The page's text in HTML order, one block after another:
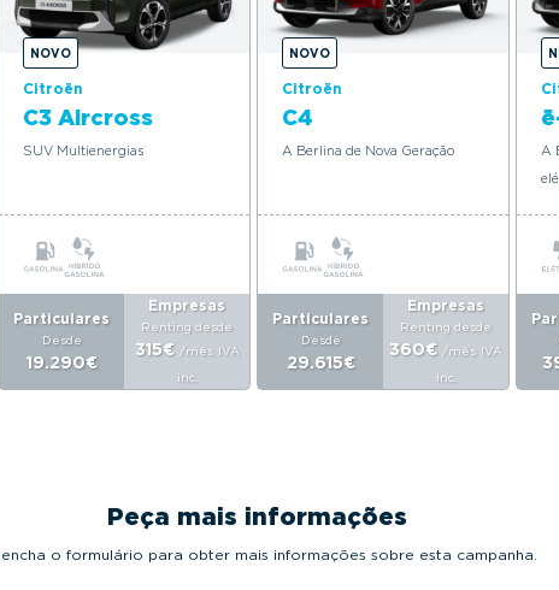
NOVO
Citroën
C3 Aircross
SUV Multienergias
Particulares
Desde
19.290€
Empresas
Renting desde
315€ /mês IVA
inc.
NOVO
Citroën
C4
A Berlina de Nova Geração
Particulares
Desde
29.615€
Empresas
Renting desde
360€ /mês IVA
inc.
A
Peça mais informações
o formulário para obter mais informações sobre esta campanha.